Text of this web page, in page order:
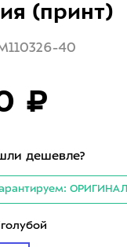
(принт)
40
₽
дешевле?
ОРИГИНАЛ